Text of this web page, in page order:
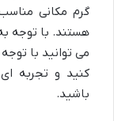
گرم مکانی
هستند. با توجه
می توانید با
کنید و تجربه
باشید.